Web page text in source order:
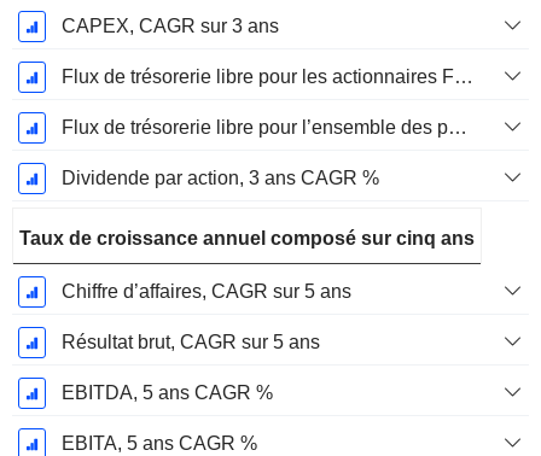
CAPEX, CAGR sur 3 ans
Flux de trésorerie libre pour les actionnaires FCFE, CAGR sur 3 ans
Flux de trésorerie libre pour l’ensemble des pourvoyeurs de fonds (créanciers et actionnaires) FCFF, CAGR sur 3 ans
Dividende par action, 3 ans CAGR %
Taux de croissance annuel composé sur cinq ans
Chiffre d’affaires, CAGR sur 5 ans
Résultat brut, CAGR sur 5 ans
EBITDA, 5 ans CAGR %
EBITA, 5 ans CAGR %